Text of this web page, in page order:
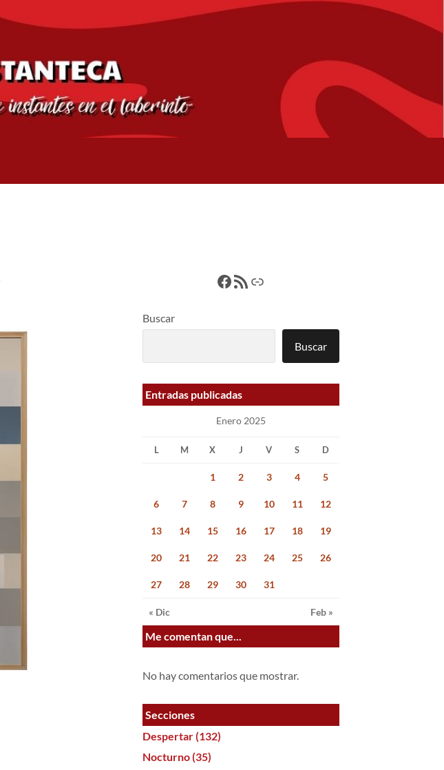
Francisco Pérez
Feed RSSPoemancia
Buscar
Buscar
Entradas publicadas
Enero 2025
L M X J V S D
1 2 3 4 5
6 7 8 9 10 11 12
13 14 15 16 17 18 19
20 21 22 23 24 25 26
27 28 29 30 31
« Dic Feb »
Me comentan que...
No hay comentarios que mostrar.
Secciones
Despertar(132)
Nocturno(35)